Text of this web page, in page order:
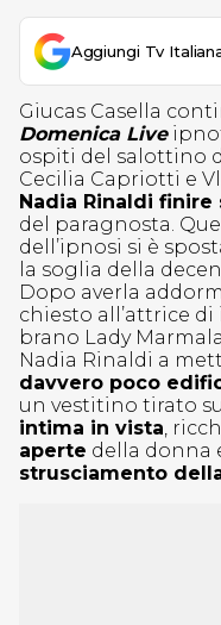
Aggiungi Tv
Giucas Casella
Domenica Live
ospiti del salottino
Cecilia Capriotti e
Nadia Rinaldi finire
del paragnosta.
dell’ipnosi si è
la soglia della
Dopo averla
chiesto all’attrice
brano Lady
Nadia Rinaldi a
davvero poco
un vestitino tirato
intima in vista,
aperte della donna
strusciamento